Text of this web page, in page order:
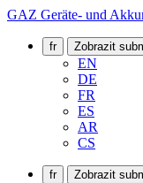
GAZ Geräte- und
fr Zobrazit
EN
DE
FR
ES
AR
CS
fr Zobrazit